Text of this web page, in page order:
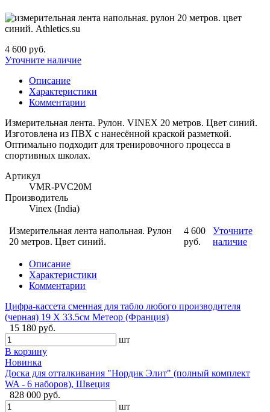
4 600 руб.
Уточните наличие
Описание
Характеристики
Комментарии
Измерительная лента. Рулон. VINEX 20 метров. Цвет синий.
Изготовлена из ПВХ с нанесённой краской разметкой.
Оптимально подходит для тренировочного процесса в
спортивных школах.
Артикул
VMR-PVC20M
Производитель
Vinex (India)
Измерительная лента напольная. Рулон
20 метров. Цвет синий.
4 600
руб.
Уточните
наличие
Описание
Характеристики
Комментарии
Цифра-кассета сменная для табло любого производителя
(черная) 19 X 33.5см Метеор (Франция)
15 180 руб.
шт
В корзину
Новинка
Доска для отталкивания "Нордик Элит" (полный комплект
WA - 6 наборов), Швеция
828 000 руб.
шт